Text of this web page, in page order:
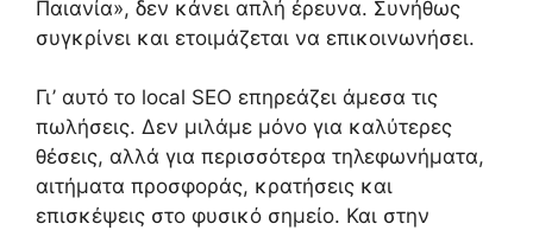
Παιανία», δεν κάνει απλή έρευνα. Συνήθως
συγκρίνει και ετοιμάζεται να επικοινωνήσει.
Γι’ αυτό το local SEO επηρεάζει άμεσα τις
πωλήσεις. Δεν μιλάμε μόνο για καλύτερες
θέσεις, αλλά για περισσότερα τηλεφωνήματα,
αιτήματα προσφοράς, κρατήσεις και
επισκέψεις στο φυσικό σημείο. Και στην